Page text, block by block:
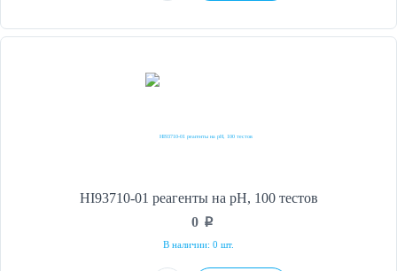
HI93710-01 реагенты на рН, 100 тестов
0 p
В наличии: 0 шт.